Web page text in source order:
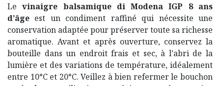
Levinaigre balsamique di Modena IGP 8 ans
d’âge est un condiment raffiné qui nécessite une
conservation adaptée pour préserver toute sa richesse
aromatique. Avant et après ouverture, conservez la
bouteille dans un endroit frais et sec, à l’abri de la
lumière et des variations de température, idéalement
entre 10°C et 20°C. Veillez à bien refermer le bouchon